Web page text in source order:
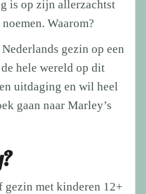
is op zijn allerzachtst
Waarom?
gezin op een
hele wereld op dit
uitdaging en wil heel
gaan naar Marley’s
gezin met kinderen 12+